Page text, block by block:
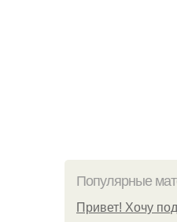
Популярные
Привет! Хочу